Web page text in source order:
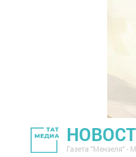
Газета "Мензеля" -